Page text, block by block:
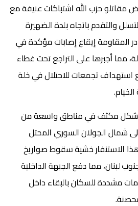
مقاتلو حزب الله اشتباكات عنيفة مع
والتقدم باتجاه بلدة الضهيرة
المقاومة إيقاع إصابات مؤكدة في
مما أجبرها على التراجع تحت غطاء
استهداف تجمعات للاحتلال في خلة
بشكل مكثف في مناطق واسعة من
شمال الجولان السوري المحتل
الاستنفار خشية سقوط صواريخ
لبنان، مما دفع الجبهة الداخلية
مشددة للسكان بالبقاء داخل